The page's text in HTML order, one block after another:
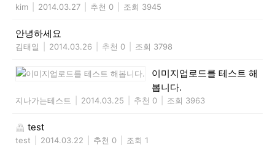
kim 2014.03.27 추천 0 조회 3945
안녕하세요
김태일 2014.03.26 추천 0 조회 3798
이미지업로드를 테스트 해
봅니다.
지나가는테스트 2014.03.25 추천 0 조회 3963
test
test 2014.03.22 추천 0 조회 1